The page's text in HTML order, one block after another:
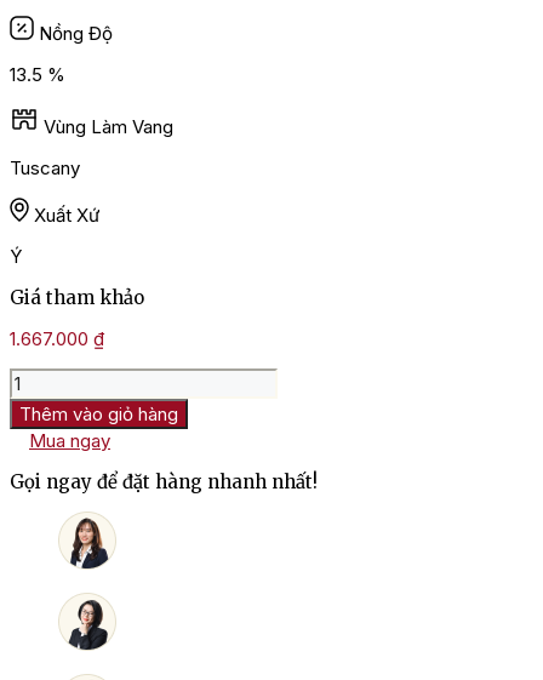
Nồng Độ
13.5 %
Vùng Làm Vang
Tuscany
Xuất Xứ
Ý
Giá tham khảo
1.667.000 ₫
Rượu
Vang
Ý
Casanova
Di
Neri
Bianco
Thêm vào giỏ hàng
Mua ngay
Gọi ngay để đặt hàng nhanh nhất!